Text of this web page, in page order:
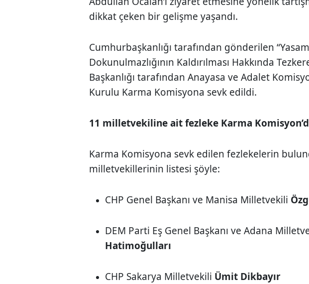
dikkat çeken bir gelişme yaşandı.
Cumhurbaşkanlığı tarafından gönderilen
Dokunulmazlığının Kaldırılması Hakkında
Başkanlığı tarafından Anayasa ve Adalet
Kurulu Karma Komisyona sevk edildi.
11 milletvekiline ait fezleke Karma
Karma Komisyona sevk edilen fezlekelerin
milletvekillerinin listesi şöyle:
CHP Genel Başkanı ve Manisa Milletvekili
DEM Parti Eş Genel Başkanı ve Adana
Hatimoğulları
CHP Sakarya Milletvekili Ümit Dikbayır